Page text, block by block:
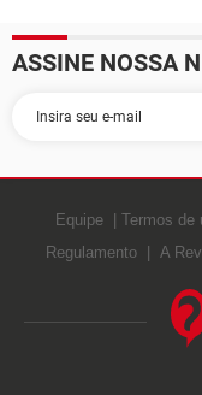
ASSINE NOSSA
Equipe Termos de
Regulamento
A